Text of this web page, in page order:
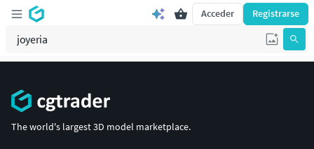
Acceder Registrarse
The world's largest 3D model marketplace.